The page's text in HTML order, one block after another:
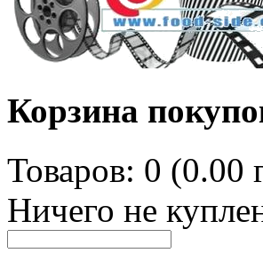
Корзина
Товаров: 0 (0.00
Ничего не